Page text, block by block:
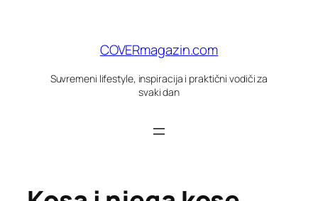
COVERmagazin.com
Suvremeni lifestyle, inspiracija i praktični vodiči za
svaki dan